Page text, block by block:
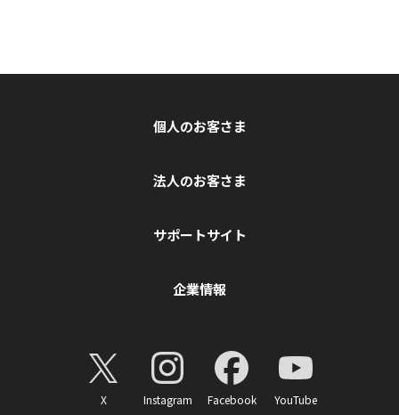
個人のお客さま
法人のお客さま
サポートサイト
企業情報
X Instagram Facebook YouTube